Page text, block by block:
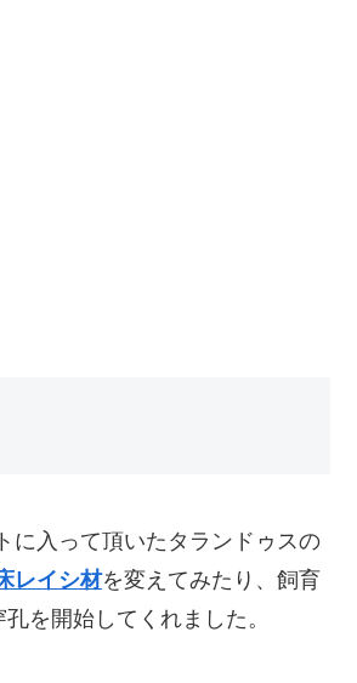
に入って頂いたタランドゥスの
レイシ材を変えてみたり、飼育
を開始してくれました。